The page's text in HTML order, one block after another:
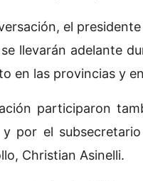
el
llevarán adelante
en las provincias y
participaron
por el
Christian Asinelli.